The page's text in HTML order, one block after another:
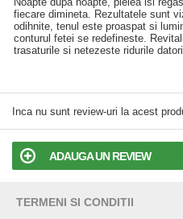
fiecare dimineta. Rezultatele sunt
odihnite, tenul este proaspat si
conturul fetei se redefineste.
trasaturile si netezeste ridurile
Inca nu sunt review-uri la acest
ADAUGA UN REVIEW
TERMENI SI CONDITII